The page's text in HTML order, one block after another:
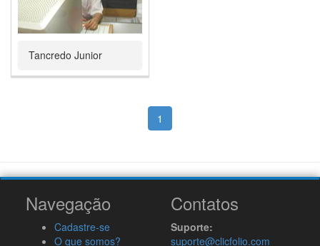
Tancredo Junior
1
Navegação
Cadastre-se
O que somos?
Contatos
Suporte:
suporte@clicfolio.com